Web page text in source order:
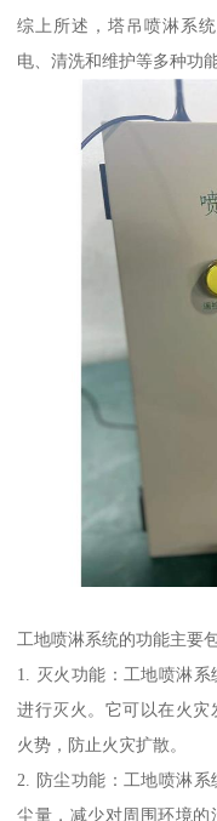
综上所述，塔吊喷淋系
电、清洗和维护等多种功
工地喷淋系统的功能主要
1. 灭火功能：工地喷淋
进行灭火。它可以在火灾
火势，防止火灾扩散。
2. 防尘功能：工地喷淋
尘量，减少对周围环境